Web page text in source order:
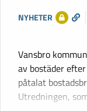
NYHETER
Vansbro
av bostäder
påtalat
Utredningen,